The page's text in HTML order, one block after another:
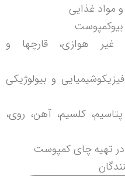
مواد غذایی
بیوکمپوست
هوازی، قارچها و
و بیولوژیکی
کلسیم، آهن، روی،
تهیه چای کمپوست